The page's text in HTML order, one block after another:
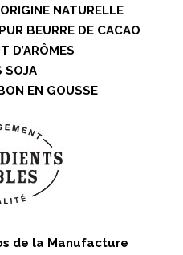
NATURELLE
BEURRE DE CACAO
D’ARÔMES
SOJA
EN GOUSSE
de la Manufacture